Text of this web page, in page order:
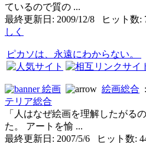
ているので質の ...
最終更新日: 2009/12/8 ヒット数
しく
ピカソは、永遠にわからない。
絵画 絵画総合 :
テリア総合
「人はなぜ絵画を理解したがる
た。 アートを愉 ...
最終更新日: 2007/5/6 ヒット数: